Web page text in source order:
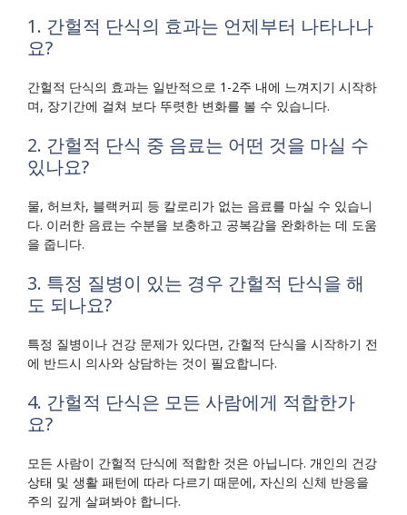
1. 간헐적 단식의 효과는 언제부터 나타나나
요?
간헐적 단식의 효과는 일반적으로 1-2주 내에 느껴지기 시작하
며, 장기간에 걸쳐 보다 뚜렷한 변화를 볼 수 있습니다.
2. 간헐적 단식 중 음료는 어떤 것을 마실 수
있나요?
물, 허브차, 블랙커피 등 칼로리가 없는 음료를 마실 수 있습니
다. 이러한 음료는 수분을 보충하고 공복감을 완화하는 데 도움
을 줍니다.
3. 특정 질병이 있는 경우 간헐적 단식을 해
도 되나요?
특정 질병이나 건강 문제가 있다면, 간헐적 단식을 시작하기 전
에 반드시 의사와 상담하는 것이 필요합니다.
4. 간헐적 단식은 모든 사람에게 적합한가
요?
모든 사람이 간헐적 단식에 적합한 것은 아닙니다. 개인의 건강
상태 및 생활 패턴에 따라 다르기 때문에, 자신의 신체 반응을
주의 깊게 살펴봐야 합니다.